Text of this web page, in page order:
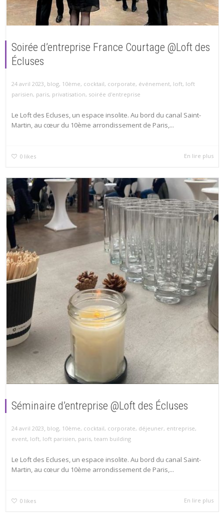
Soirée d’entreprise France Courtage @Loft des
Écluses
24 avril 2023, blog, 10ème, cocktail, corporate, événement, loft, loft
parisien, paris, privatisation, soirée d'entreprise
Le Loft des Ecluses, un espace insolite. Au bord du canal Saint-
Martin, au cœur du 10ème arrondissement de Paris,...
0 likes En lire plus
Séminaire d’entreprise @Loft des Écluses
24 avril 2023, blog, 10ème, cocktail, corporate, déjeuner, entreprise,
event, loft, loft parisien, paris, team building
Le Loft des Ecluses, un espace insolite. Au bord du canal Saint-
Martin, au cœur du 10ème arrondissement de Paris,...
0 likes En lire plus